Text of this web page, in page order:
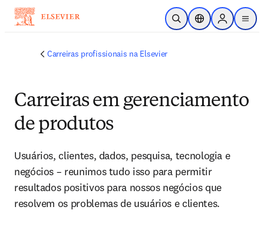
Ir para o conteúdo principal
Pesquisa aberta
Seletor deSign in to
menu
Carreiras profissionais na Elsevier
Carreiras em gerenciamento
de produtos
Usuários, clientes, dados, pesquisa, tecnologia e
negócios – reunimos tudo isso para permitir
resultados positivos para nossos negócios que
resolvem os problemas de usuários e clientes.